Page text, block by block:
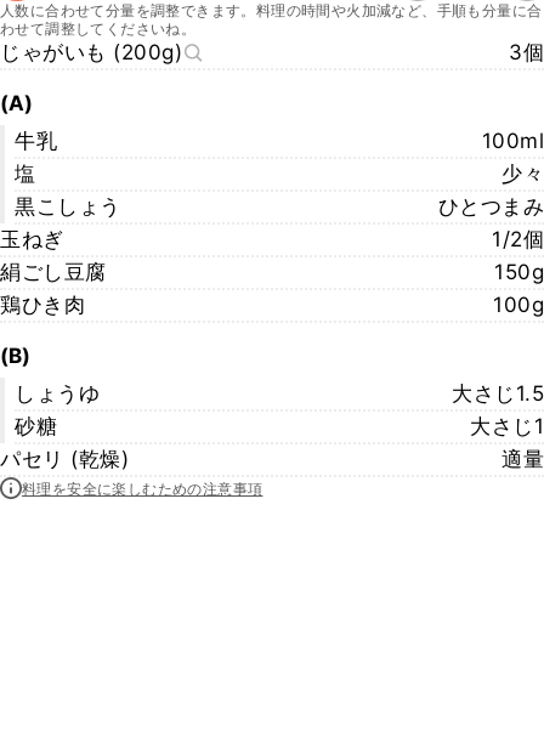
人数に合わせて分量を調整できます。料理の時間や火加減など、手順も分量に合
わせて調整してくださいね。
じゃがいも (200g) 3個
(A)
牛乳
100ml
塩
少々
黒こしょう
ひとつまみ
玉ねぎ
1/2個
絹ごし豆腐
150g
鶏ひき肉
100g
(B)
しょうゆ
大さじ1.5
砂糖
大さじ1
パセリ (乾燥)
適量
料理を安全に楽しむための注意事項